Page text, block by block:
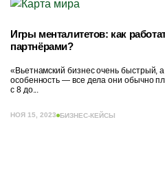
Игры менталитетов: как
партнёрами?
«Вьетнамский бизнес очень быстрый,
особенность — все дела они обычно
с 8 до...
НОЯ 15, 2023 БИЗНЕС-КЕЙСЫ